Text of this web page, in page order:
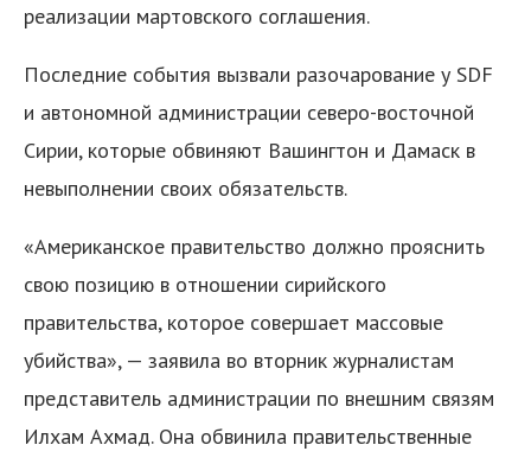
реализации мартовского соглашения.
Последние события вызвали разочарование у SDF
и автономной администрации северо-восточной
Сирии, которые обвиняют Вашингтон и Дамаск в
невыполнении своих обязательств.
«Американское правительство должно прояснить
свою позицию в отношении сирийского
правительства, которое совершает массовые
убийства», — заявила во вторник журналистам
представитель администрации по внешним связям
Илхам Ахмад. Она обвинила правительственные